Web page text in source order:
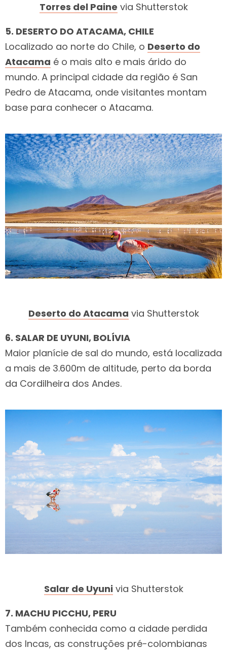
Torres del Paine via Shutterstok
5. DESERTO DO ATACAMA, CHILE
Localizado ao norte do Chile, o Deserto do
Atacama é o mais alto e mais árido do
mundo. A principal cidade da região é San
Pedro de Atacama, onde visitantes montam
base para conhecer o Atacama.
Deserto do Atacama via Shutterstok
6. SALAR DE UYUNI, BOLÍVIA
Maior planície de sal do mundo, está localizada
a mais de 3.600m de altitude, perto da borda
da Cordilheira dos Andes.
Salar de Uyuni via Shutterstok
7. MACHU PICCHU, PERU
Também conhecida como a cidade perdida
dos Incas, as construções pré-colombianas